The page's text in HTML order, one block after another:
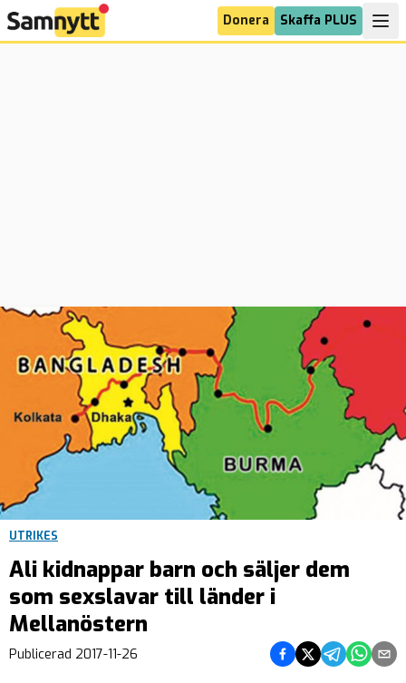
Donera Skaffa PLUS
UTRIKES
Ali kidnappar barn och säljer dem
som sexslavar till länder i
Mellanöstern
Publicerad 2017-11-26 Dela på Facebook
Dela på Twitter
Dela påDela på
Dela